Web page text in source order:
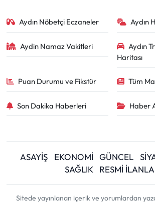
Aydın Nöbetçi Eczaneler Aydın
Aydin Namaz Vakitleri
Aydın
Haritası
Puan Durumu ve Fikstür Tüm
Son Dakika Haberleri Haber
ASAYİŞ EKONOMİ GÜNCEL
SAĞLIK
RESMİ
Sitede yayınlanan içerik ve yorumlardan